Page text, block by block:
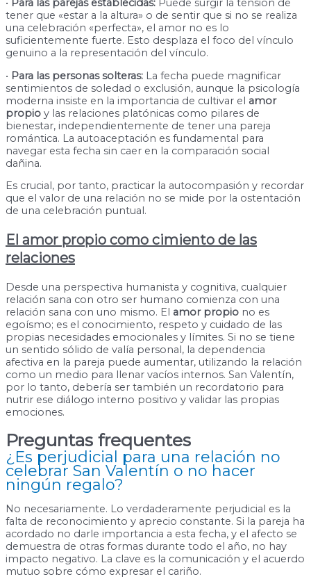
• Para las parejas establecidas: Puede surgir la tensión de
tener que «estar a la altura» o de sentir que si no se realiza
una celebración «perfecta», el amor no es lo
suficientemente fuerte. Esto desplaza el foco del vínculo
genuino a la representación del vínculo.
• Para las personas solteras: La fecha puede magnificar
sentimientos de soledad o exclusión, aunque la psicología
moderna insiste en la importancia de cultivar el amor
propio y las relaciones platónicas como pilares de
bienestar, independientemente de tener una pareja
romántica. La autoaceptación es fundamental para
navegar esta fecha sin caer en la comparación social
dañina.
Es crucial, por tanto, practicar la autocompasión y recordar
que el valor de una relación no se mide por la ostentación
de una celebración puntual.
El amor propio como cimiento de las
relaciones
Desde una perspectiva humanista y cognitiva, cualquier
relación sana con otro ser humano comienza con una
relación sana con uno mismo. El amor propio no es
egoísmo; es el conocimiento, respeto y cuidado de las
propias necesidades emocionales y límites. Si no se tiene
un sentido sólido de valía personal, la dependencia
afectiva en la pareja puede aumentar, utilizando la relación
como un medio para llenar vacíos internos. San Valentín,
por lo tanto, debería ser también un recordatorio para
nutrir ese diálogo interno positivo y validar las propias
emociones.
Preguntas frequentes
¿Es perjudicial para una relación no
celebrar San Valentín o no hacer
ningún regalo?
No necesariamente. Lo verdaderamente perjudicial es la
falta de reconocimiento y aprecio constante. Si la pareja ha
acordado no darle importancia a esta fecha, y el afecto se
demuestra de otras formas durante todo el año, no hay
impacto negativo. La clave es la comunicación y el acuerdo
mutuo sobre cómo expresar el cariño.